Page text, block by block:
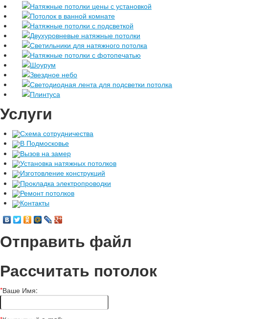
Натяжные потолки цены с установкой
Потолок в ванной комнате
Натяжные потолки с подсветкой
Двухуровневые натяжные потолки
Светильники для натяжного потолка
Натяжные потолки с фотопечатью
Шоурум
Звездное небо
Светодиодная лента для подсветки потолка
Плинтуса
Услуги
Схема сотрудничества
В Подмосковье
Вызов на замер
Установка натяжных потолков
Изготовление конструкций
Прокладка электропроводки
Ремонт потолков
Контакты
Отправить файл
Рассчитать потолок
*Ваше Имя: